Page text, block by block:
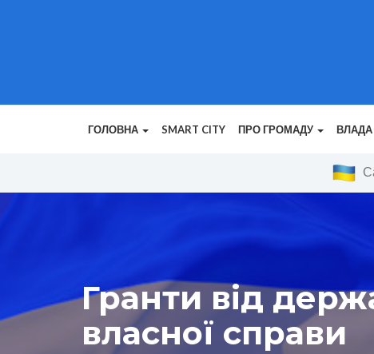
ГОЛОВНА SMART CITY ПРО ГРОМАДУ ВЛАДА
Гранти від
власної справи